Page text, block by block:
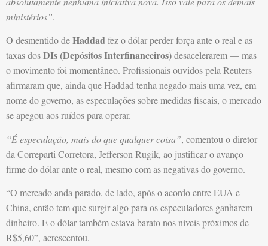
ministérios”.
O desmentido deHaddadfez o dólar perder força ante o real e as
taxas dosDIs (Depósitos Interfinanceiros)desacelerarem — mas
o movimento foi momentâneo. Profissionais ouvidos pela Reuters
afirmaram que, ainda que Haddad tenha negado mais uma vez, em
nome do governo, as especulações sobre medidas fiscais, o mercado
se apegou aos ruídos para operar.
“É especulação, mais do que qualquer coisa”, comentou o diretor
da Correparti Corretora, Jefferson Rugik, ao justificar o avanço
firme do dólar ante o real, mesmo com as negativas do governo.
“O mercado anda parado, de lado, após o acordo entre EUA e
China, então tem que surgir algo para os especuladores ganharem
dinheiro. E o dólar também estava barato nos níveis próximos de
R$5,60”, acrescentou.